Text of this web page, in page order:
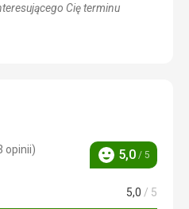
Cię terminu
opinii)
Ocena
5,0 / 5
5,0 / 5